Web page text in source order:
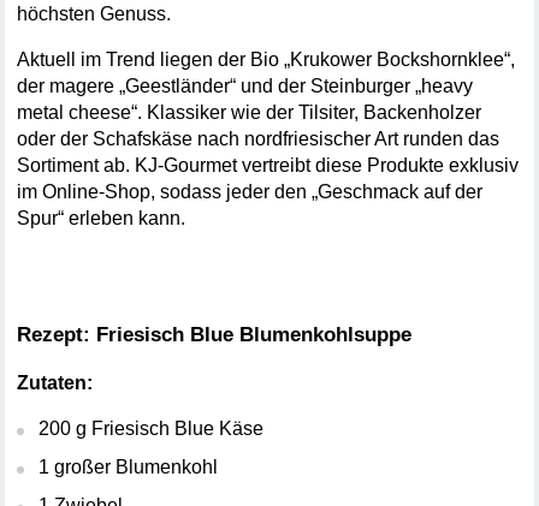
höchsten Genuss.
Aktuell im Trend liegen der Bio „Krukower Bockshornklee“,
der magere „Geestländer“ und der Steinburger „heavy
metal cheese“. Klassiker wie der Tilsiter, Backenholzer
oder der Schafskäse nach nordfriesischer Art runden das
Sortiment ab. KJ-Gourmet vertreibt diese Produkte exklusiv
im Online-Shop, sodass jeder den „Geschmack auf der
Spur“ erleben kann.
Rezept: Friesisch Blue Blumenkohlsuppe
Zutaten:
200 g Friesisch Blue Käse
1 großer Blumenkohl